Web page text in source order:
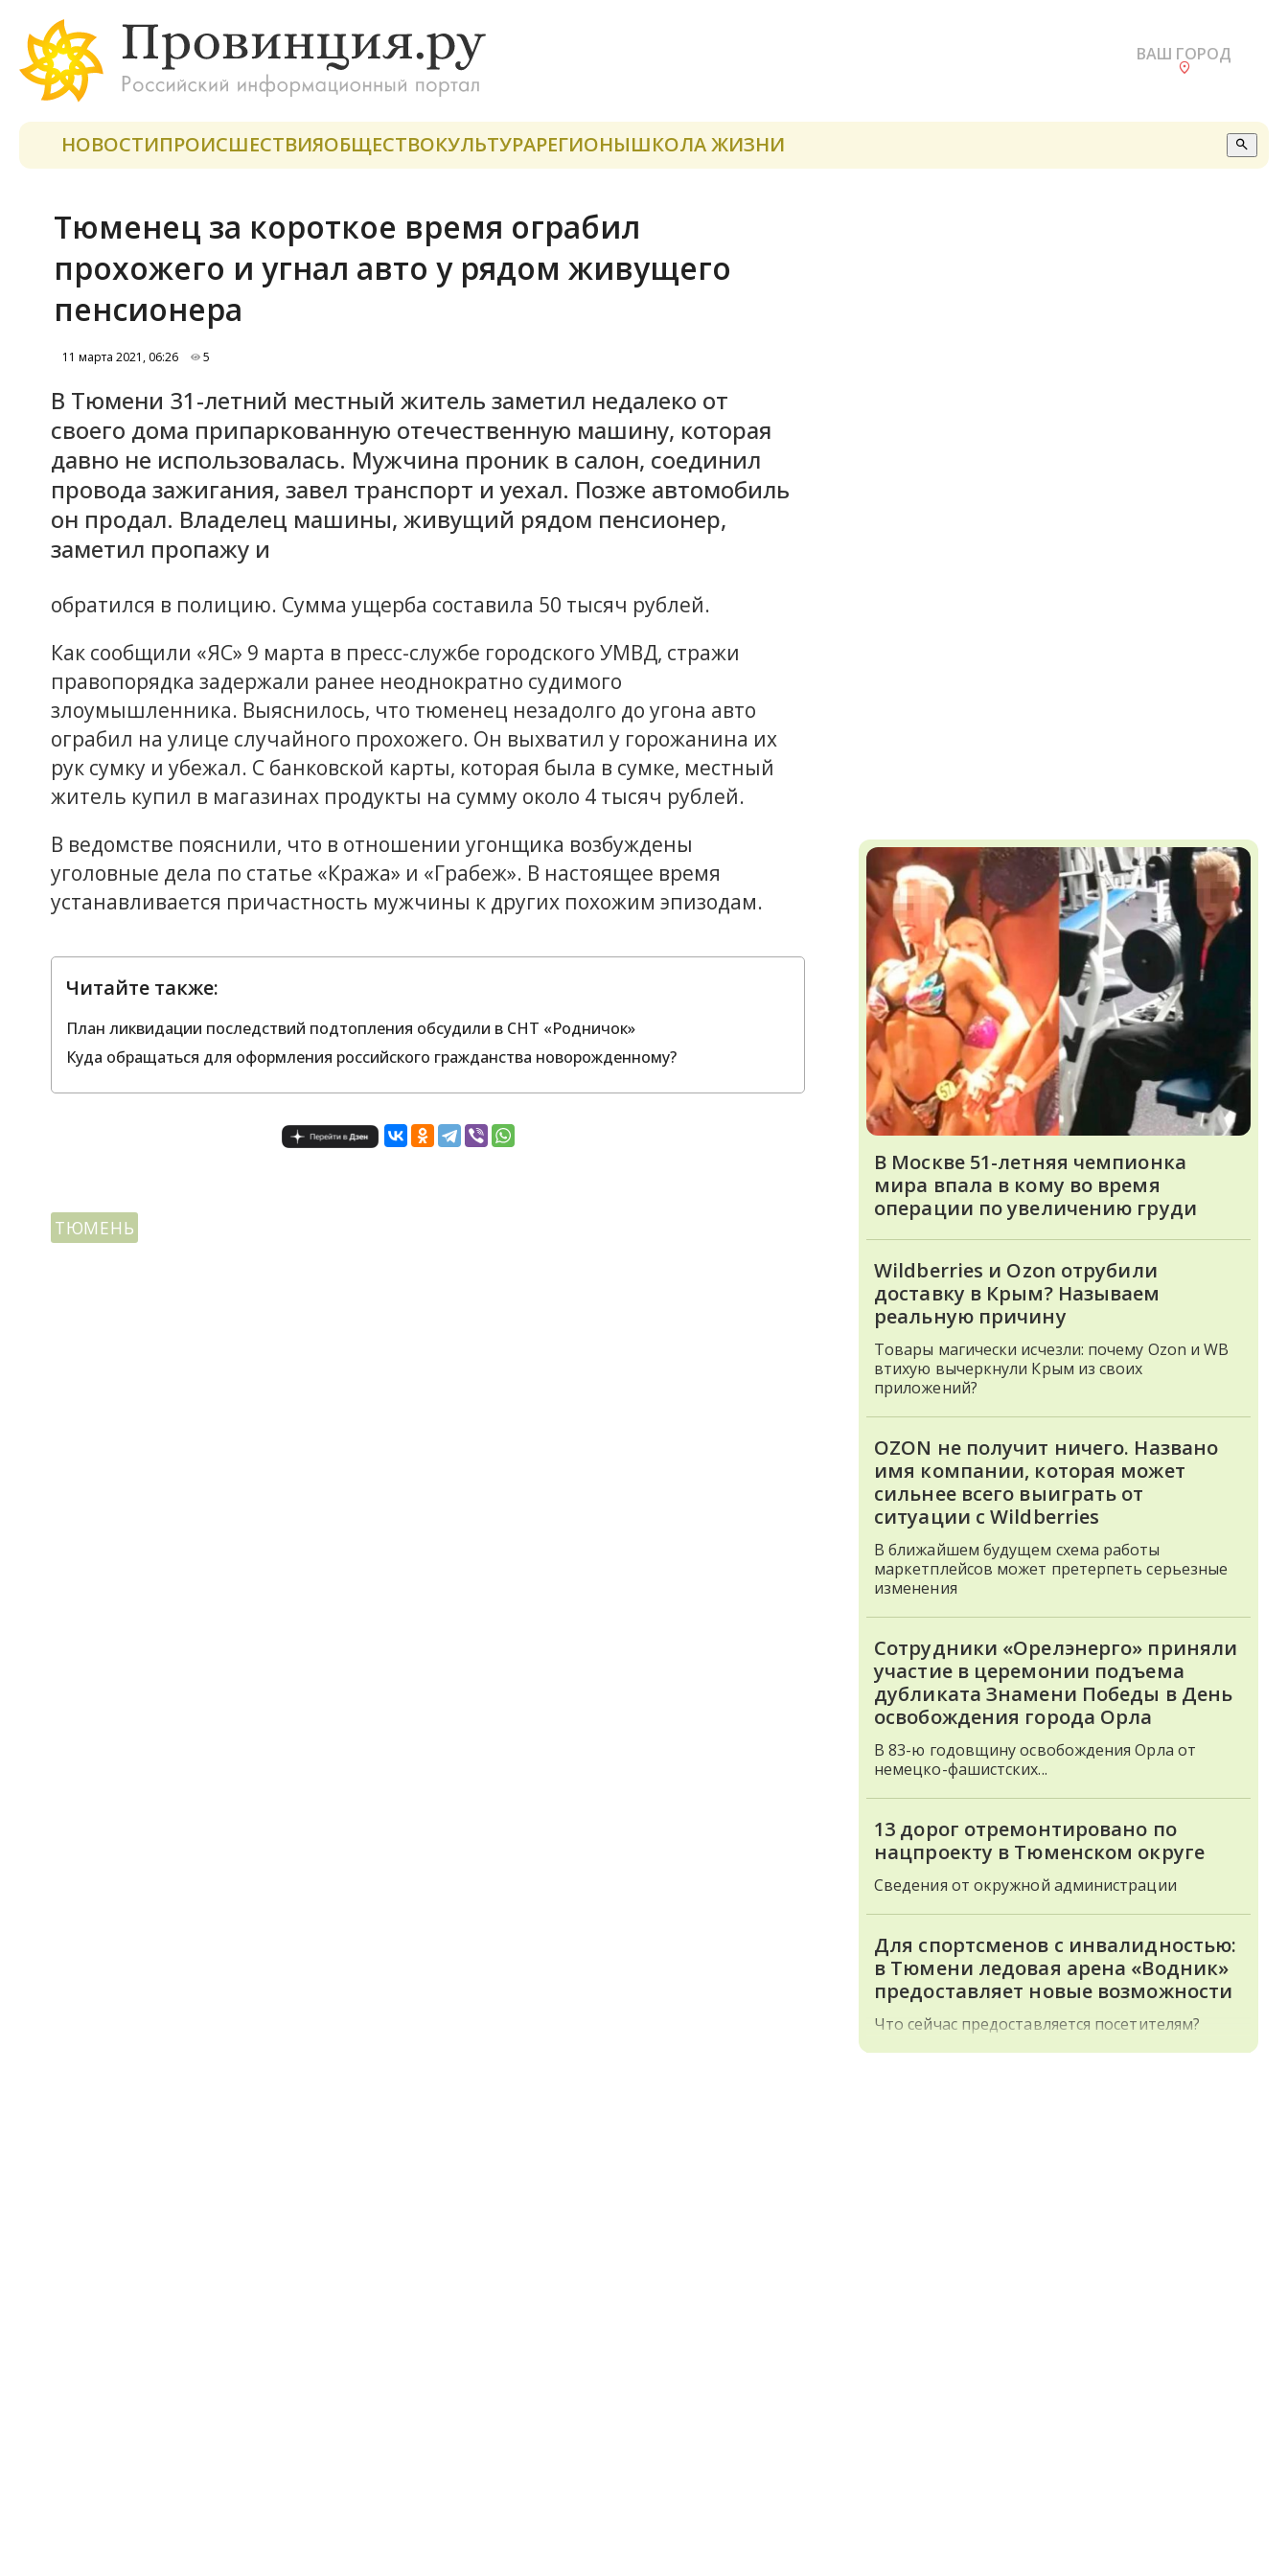
ВАШ ГОРОД
НОВОСТИПРОИСШЕСТВИЯОБЩЕСТВОКУЛЬТУРАРЕГИОНЫШКОЛА ЖИЗНИ
Тюменец за короткое время ограбил
прохожего и угнал авто у рядом живущего
пенсионера
11 марта 2021, 06:26 5
В Тюмени 31-летний местный житель заметил недалеко от
своего дома припаркованную отечественную машину, которая
давно не использовалась. Мужчина проник в салон, соединил
провода зажигания, завел транспорт и уехал. Позже автомобиль
он продал. Владелец машины, живущий рядом пенсионер,
заметил пропажу и
обратился в полицию. Сумма ущерба составила 50 тысяч рублей.
Как сообщили «ЯС» 9 марта в пресс-службе городского УМВД, стражи
правопорядка задержали ранее неоднократно судимого
злоумышленника. Выяснилось, что тюменец незадолго до угона авто
ограбил на улице случайного прохожего. Он выхватил у горожанина их
рук сумку и убежал. С банковской карты, которая была в сумке, местный
житель купил в магазинах продукты на сумму около 4 тысяч рублей.
В ведомстве пояснили, что в отношении угонщика возбуждены
уголовные дела по статье «Кража» и «Грабеж». В настоящее время
устанавливается причастность мужчины к других похожим эпизодам.
Читайте также:
План ликвидации последствий подтопления обсудили в СНТ «Родничок»
Куда обращаться для оформления российского гражданства новорожденному?
ТЮМЕНЬ
В Москве 51-летняя чемпионка
мира впала в кому во время
операции по увеличению груди
Wildberries и Ozon отрубили
доставку в Крым? Называем
реальную причину
Товары магически исчезли: почему Ozon и WB
втихую вычеркнули Крым из своих
приложений?
OZON не получит ничего. Названо
имя компании, которая может
сильнее всего выиграть от
ситуации с Wildberries
В ближайшем будущем схема работы
маркетплейсов может претерпеть серьезные
изменения
Сотрудники «Орелэнерго» приняли
участие в церемонии подъема
дубликата Знамени Победы в День
освобождения города Орла
В 83-ю годовщину освобождения Орла от
немецко-фашистских...
13 дорог отремонтировано по
нацпроекту в Тюменском округе
Сведения от окружной администрации
Для спортсменов с инвалидностью:
в Тюмени ледовая арена «Водник»
предоставляет новые возможности
Что сейчас предоставляется посетителям?